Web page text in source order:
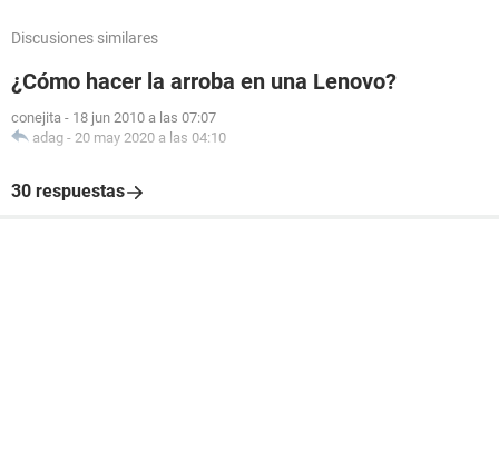
Discusiones similares
¿Cómo hacer la arroba en una Lenovo?
conejita - 18 jun 2010 a las 07:07
adag - 20 may 2020 a las 04:10
30 respuestas